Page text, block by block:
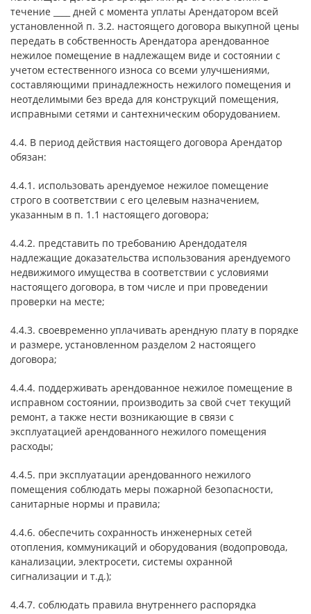
течение ____ дней с момента уплаты Арендатором всей
установленной п. 3.2. настоящего договора выкупной цены
передать в собственность Арендатора арендованное
нежилое помещение в надлежащем виде и состоянии с
учетом естественного износа со всеми улучшениями,
составляющими принадлежность нежилого помещения и
неотделимыми без вреда для конструкций помещения,
исправными сетями и сантехническим оборудованием.
4.4. В период действия настоящего договора Арендатор
обязан:
4.4.1. использовать арендуемое нежилое помещение
строго в соответствии с его целевым назначением,
указанным в п. 1.1 настоящего договора;
4.4.2. представить по требованию Арендодателя
надлежащие доказательства использования арендуемого
недвижимого имущества в соответствии с условиями
настоящего договора, в том числе и при проведении
проверки на месте;
4.4.3. своевременно уплачивать арендную плату в порядке
и размере, установленном разделом 2 настоящего
договора;
4.4.4. поддерживать арендованное нежилое помещение в
исправном состоянии, производить за свой счет текущий
ремонт, а также нести возникающие в связи с
эксплуатацией арендованного нежилого помещения
расходы;
4.4.5. при эксплуатации арендованного нежилого
помещения соблюдать меры пожарной безопасности,
санитарные нормы и правила;
4.4.6. обеспечить сохранность инженерных сетей
отопления, коммуникаций и оборудования (водопровода,
канализации, электросети, системы охранной
сигнализации и т.д.);
4.4.7. соблюдать правила внутреннего распорядка